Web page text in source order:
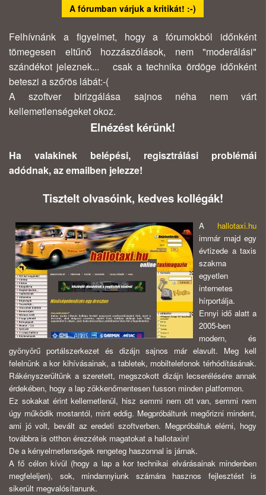
A fórumban várjuk a kritikát! :-)
Felhívnánk a figyelmet, hogy a fórumokból időnként
tömegesen eltűnő hozzászólások, nem "moderálási"
szándékot jeleznek... csak a technika ördöge időnként
beteszi a szőrös lábát:-(
A szoftver birizgálása sajnos néha nem várt
kellemetlenségeket okoz.
Elnézést kérünk!
Ha valakinek belépési, regisztrálási problémái
adódnak, az emailben jelezze!
Tisztelt olvasóink, kedves kollégák!
A hallotaxi.hu
immár majd egy
évtizede a taxis
szakma
egyetlen
internetes
hírportálja.
Ennyi idő alatt a
2005-ben
modern, és
gyönyörű portálszerkezet és dizájn sajnos már elavult. Meg kell
felelnünk a kor kihívásainak, a tabletek, mobiltelefonok térhódításának.
Rákényszerültünk a szeretett, megszokott dizájn lecserélésére annak
érdekében, hogy a lap zökkenőmentesen fusson minden platformon.
Ez sokakat érint kellemetlenül, hisz semmi nem ott van, semmi nem
úgy működik mostantól, mint eddig. Megpróbáltunk megőrizni mindent,
ami jó volt, bevált az eredeti szoftverben. Megpróbáltuk elérni, hogy
továbbra is otthon érezzétek magatokat a hallotaxin!
De a kényelmetlenségek rengeteg haszonnal is járnak.
A fő célon kívül (hogy a lap a kor technikai elvárásainak mindenben
megfeleljen), sok, mindannyiunk számára hasznos fejlesztést is
sikerült megvalósítanunk.